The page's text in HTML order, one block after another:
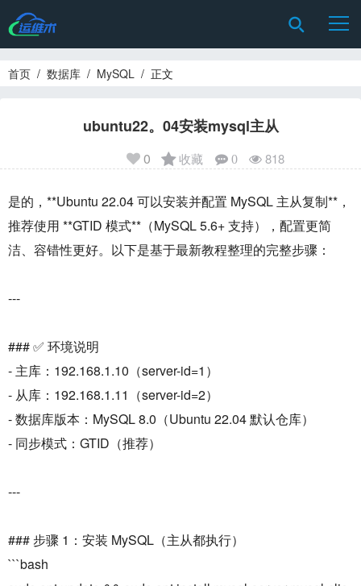
首页 / 数据库 / MySQL / 正文
ubuntu22。04安装mysql主从
818
0
收藏
0
是的，**Ubuntu 22.04 可以安装并配置 MySQL 主从复制**，
推荐使用 **GTID 模式**（MySQL 5.6+ 支持），配置更简
洁、容错性更好。以下是基于最新教程整理的完整步骤：
---
### ✅ 环境说明
- 主库：192.168.1.10（server-id=1）
- 从库：192.168.1.11（server-id=2）
- 数据库版本：MySQL 8.0（Ubuntu 22.04 默认仓库）
- 同步模式：GTID（推荐）
---
### 步骤 1：安装 MySQL（主从都执行）
```bash